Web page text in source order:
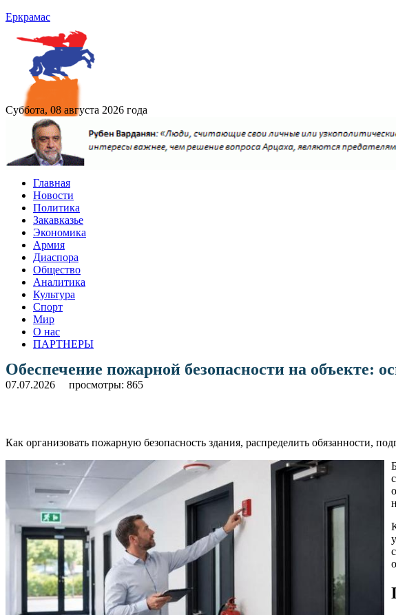
Еркрамас
Суббота, 08 августа 2026 года
Главная
Новости
Политика
Закавказье
Экономика
Армия
Диаспора
Общество
Аналитика
Культура
Спорт
Мир
О нас
ПАРТНЕРЫ
Обеспечение пожарной безопасности на объекте:
07.07.2026 просмотры: 865
Как организовать пожарную безопасность здания, распределить обязанности,